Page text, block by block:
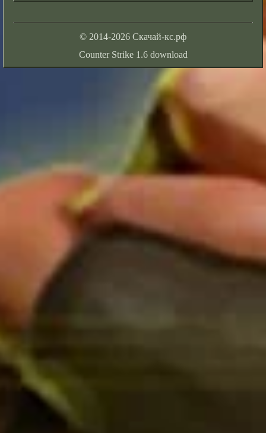
© 2014-2026 Скачай-кс.рф
Counter Strike 1.6 download